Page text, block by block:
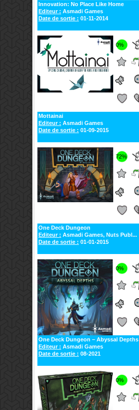
Innovation: No Place Like Home
Editeur : Asmadi Games
Date de sortie : 01-11-2014
0%
Mottainai
Editeur : Asmadi Games
Date de sortie : 01-09-2015
72%
One Deck Dungeon
Editeur : Asmadi Games, Nuts Publ...
Date de sortie : 01-01-2015
0%
One Deck Dungeon – Abyssal Depths
Editeur : Asmadi Games
Date de sortie : 08-2021
0%